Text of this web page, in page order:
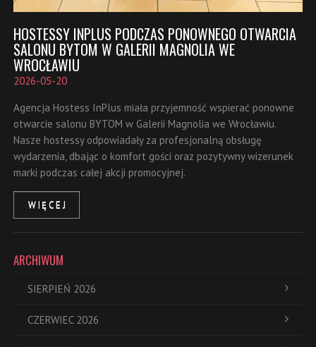
HOSTESSY INPLUS PODCZAS PONOWNEGO OTWARCIA
SALONU BYTOM W GALERII MAGNOLIA WE
WROCŁAWIU
2026-05-20
Agencja Hostess InPlus miała przyjemność wspierać ponowne
otwarcie salonu BYTOM w Galerii Magnolia we Wrocławiu.
Nasze hostessy odpowiadały za profesjonalną obsługę
wydarzenia, dbając o komfort gości oraz pozytywny wizerunek
marki podczas całej akcji promocyjnej.
WIĘCEJ
ARCHIWUM
SIERPIEŃ 2026
CZERWIEC 2026